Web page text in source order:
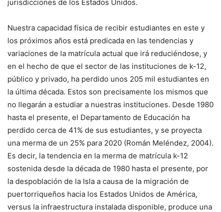
jurisdicciones de los Estados Unidos.
Nuestra capacidad física de recibir estudiantes en este y
los próximos años está predicada en las tendencias y
variaciones de la matrícula actual que irá reduciéndose, y
en el hecho de que el sector de las instituciones de k-12,
público y privado, ha perdido unos 205 mil estudiantes en
la última década. Estos son precisamente los mismos que
no llegarán a estudiar a nuestras instituciones. Desde 1980
hasta el presente, el Departamento de Educación ha
perdido cerca de 41% de sus estudiantes, y se proyecta
una merma de un 25% para 2020 (Román Meléndez, 2004).
Es decir, la tendencia en la merma de matrícula k-12
sostenida desde la década de 1980 hasta el presente, por
la despoblación de la Isla a causa de la migración de
puertorriqueños hacia los Estados Unidos de América,
versus la infraestructura instalada disponible, produce una